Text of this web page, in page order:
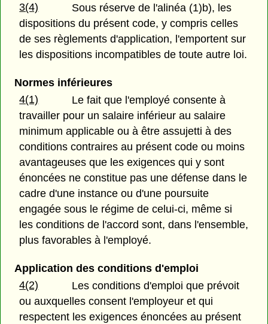
3(4)
Sous réserve de l'alinéa (1)b), les
dispositions du présent code, y compris celles
de ses règlements d'application, l'emportent sur
les dispositions incompatibles de toute autre loi.
Normes inférieures
4(1)
Le fait que l'employé consente à
travailler pour un salaire inférieur au salaire
minimum applicable ou à être assujetti à des
conditions contraires au présent code ou moins
avantageuses que les exigences qui y sont
énoncées ne constitue pas une défense dans le
cadre d'une instance ou d'une poursuite
engagée sous le régime de celui-ci, même si
les conditions de l'accord sont, dans l'ensemble,
plus favorables à l'employé.
Application des conditions d'emploi
4(2)
Les conditions d'emploi que prévoit
ou auxquelles consent l'employeur et qui
respectent les exigences énoncées au présent